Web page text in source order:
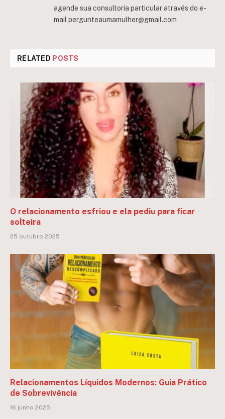
agende sua consultoria particular através do e-
mailpergunteaumamulher@gmail.com
RELATED POSTS
O relacionamento esfriou e ela pediu para ficar
solteira
25 outubro 2025
Relacionamentos Líquidos Modernos: Guia Prático
de Sobrevivência
16 junho 2025